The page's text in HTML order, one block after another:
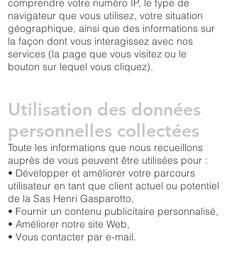
comprendre votre numéro IP, le type de
navigateur que vous utilisez, votre situation
géographique, ainsi que des informations sur
la façon dont vous interagissez avec nos
services (la page que vous visitez ou le
bouton sur lequel vous cliquez).
Utilisation des données
personnelles collectées
Toute les informations que nous recueillons
auprès de vous peuvent être utilisées pour :
• Développer et améliorer votre parcours
utilisateur en tant que client actuel ou potentiel
de la Sas Henri Gasparotto,
• Fournir un contenu publicitaire personnalisé,
• Améliorer notre site Web,
• Vous contacter par e-mail.